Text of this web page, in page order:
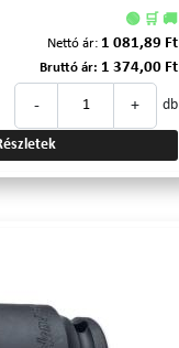
🟢 🛒 🚚
Nettó ár: 1 081,89 Ft
Bruttó ár: 1 374,00 Ft
- + db